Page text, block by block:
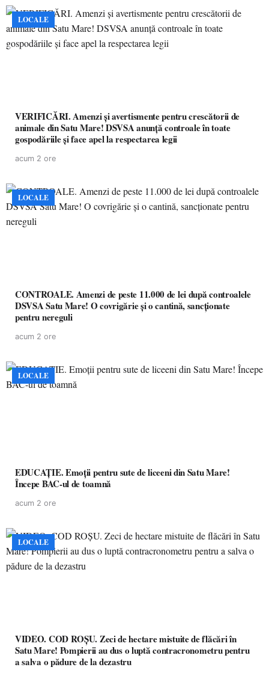
LOCALE
VERIFICĂRI. Amenzi și avertismente pentru crescătorii de
animale din Satu Mare! DSVSA anunță controale în toate
gospodăriile și face apel la respectarea legii
acum 2 ore
LOCALE
CONTROALE. Amenzi de peste 11.000 de lei după controalele
DSVSA Satu Mare! O covrigărie și o cantină, sancționate
pentru nereguli
acum 2 ore
LOCALE
EDUCAȚIE. Emoții pentru sute de liceeni din Satu Mare!
Începe BAC-ul de toamnă
acum 2 ore
LOCALE
VIDEO. COD ROȘU. Zeci de hectare mistuite de flăcări în
Satu Mare! Pompierii au dus o luptă contracronometru pentru
a salva o pădure de la dezastru